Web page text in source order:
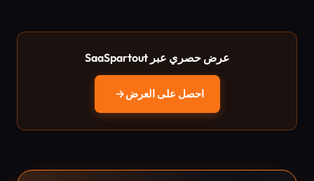
عرض حصري عبر SaaSpartout
احصل على العرض→